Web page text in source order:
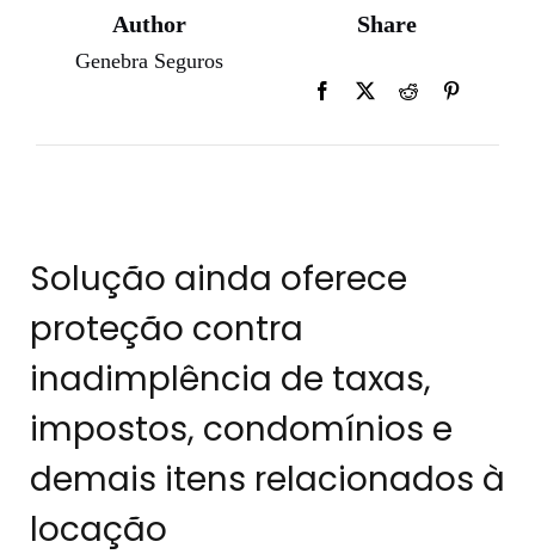
Author
Genebra Seguros
Share
Solução ainda oferece
proteção contra
inadimplência de taxas,
impostos, condomínios e
demais itens relacionados à
locação